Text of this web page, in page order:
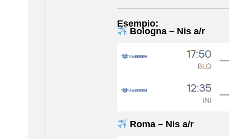
Esempio:
Bologna – Nis a/r
Roma – Nis a/r